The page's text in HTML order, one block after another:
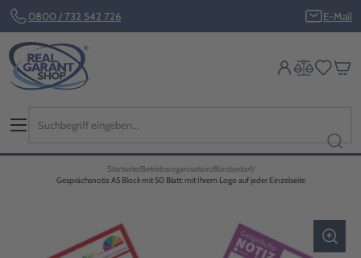
0800 / 732 542 726 E-Mail
Startseite Betriebsorganisation Bürobedarf
Gesprächsnotiz A5 Block mit 50 Blatt: mit Ihrem Logo auf jeder Einzelseite